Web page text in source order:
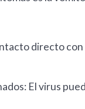
directo
El virus